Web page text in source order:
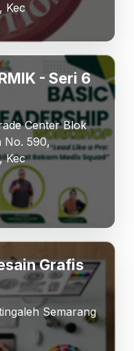
Kec
- Seri 6
Center Blok
No. 590,
Kec
Grafis
Semarang